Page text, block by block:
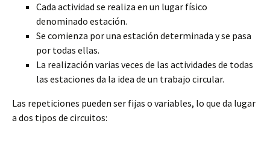
Cada actividad se realiza en un lugar físico
denominado estación.
Se comienza por una estación determinada y se pasa
por todas ellas.
La realización varias veces de las actividades de todas
las estaciones da la idea de un trabajo circular.
Las repeticiones pueden ser fijas o variables, lo que da lugar
a dos tipos de circuitos: